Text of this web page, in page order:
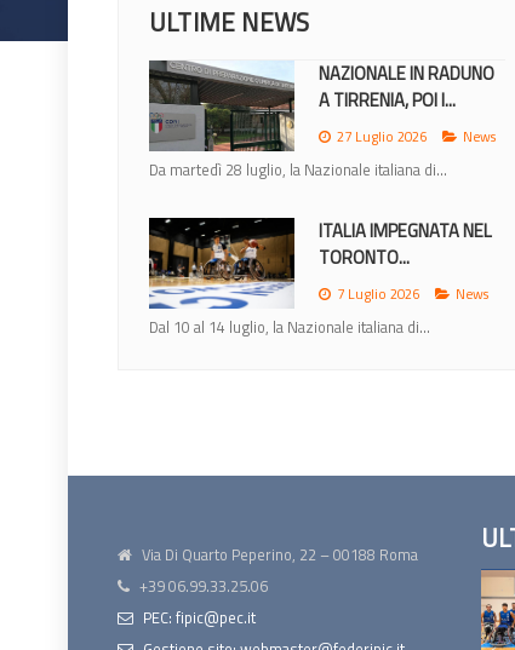
ULTIME NEWS
NAZIONALE IN RADUNO
A TIRRENIA, POI I...
27 Luglio 2026 News
Da martedì 28 luglio, la Nazionale italiana di...
ITALIA IMPEGNATA NEL
TORONTO...
7 Luglio 2026 News
Dal 10 al 14 luglio, la Nazionale italiana di...
Via Di Quarto Peperino, 22 – 00188 Roma
+39 06.99.33.25.06
PEC: fipic@pec.it